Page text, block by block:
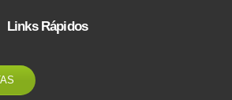
Links Rápidos